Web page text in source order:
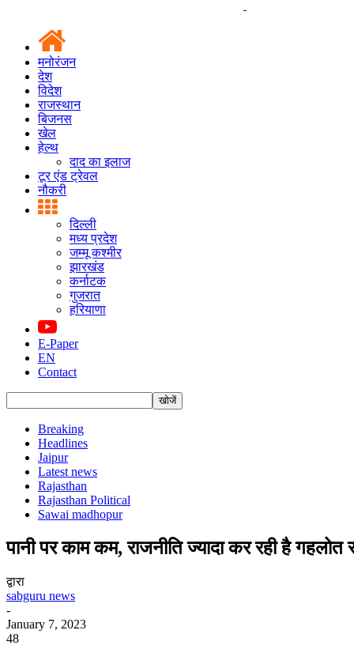
मनोरंजन
देश
विदेश
राजस्थान
बिजनस
खेल
हेल्थ
दाद का इलाज
टूर एंड ट्रेवल
नौकरी
दिल्ली
मध्य प्रदेश
जम्मू कश्मीर
झारखंड
कर्नाटक
गुजरात
हरियाणा
E-Paper
EN
Contact
Breaking
Headlines
Jaipur
Latest news
Rajasthan
Rajasthan Political
Sawai madhopur
पानी पर काम कम, राजनीति ज्यादा कर रही है
द्वारा
sabguru news
-
January 7, 2023
48